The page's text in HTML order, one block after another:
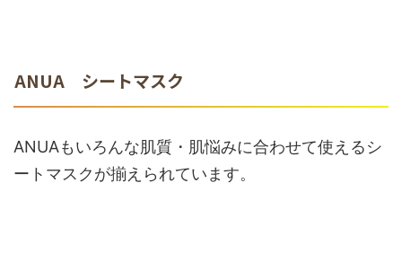
ANUA シートマスク
ANUAもいろんな肌質・肌悩みに合わせて使えるシ
ートマスクが揃えられています。